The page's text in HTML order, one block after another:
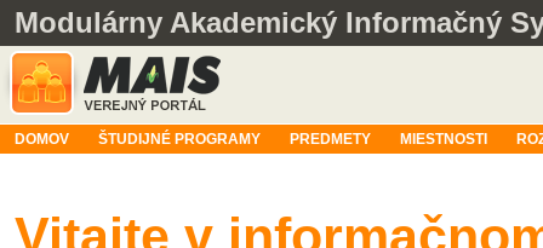
Modulárny Akademický Informačný
DOMOV ŠTUDIJNÉ PROGRAMY PREDMETY MIESTNOSTI
Vitajte v